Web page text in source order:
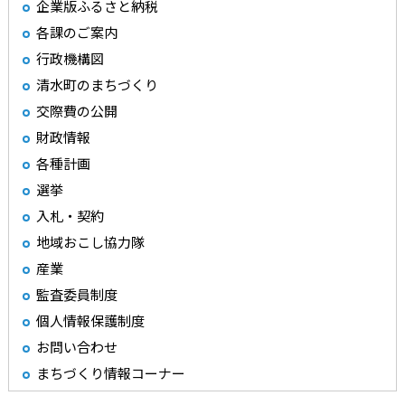
企業版ふるさと納税
各課のご案内
行政機構図
清水町のまちづくり
交際費の公開
財政情報
各種計画
選挙
入札・契約
地域おこし協力隊
産業
監査委員制度
個人情報保護制度
お問い合わせ
まちづくり情報コーナー